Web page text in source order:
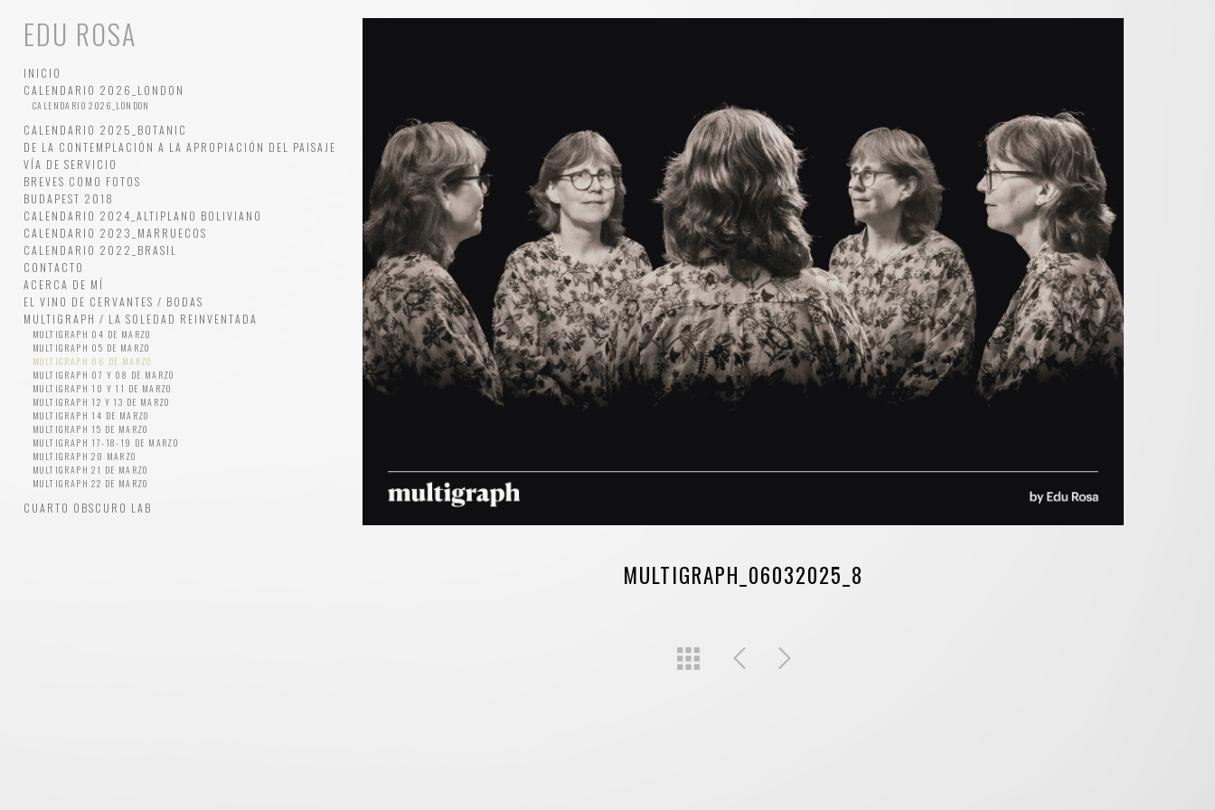
EDU ROSA
INICIO
CALENDARIO 2026_LONDON
CALENDARIO 2026_LONDON
CALENDARIO 2025_BOTANIC
DE LA CONTEMPLACIÓN A LA APROPIACIÓN DEL PAISAJE
VÍA DE SERVICIO
BREVES COMO FOTOS
BUDAPEST 2018
CALENDARIO 2024_ALTIPLANO BOLIVIANO
CALENDARIO 2023_MARRUECOS
CALENDARIO 2022_BRASIL
CONTACTO
ACERCA DE MÍ
EL VINO DE CERVANTES / BODAS
MULTIGRAPH / LA SOLEDAD REINVENTADA
MULTIGRAPH 04 DE MARZO
MULTIGRAPH 05 DE MARZO
MULTIGRAPH 06 DE MARZO
MULTIGRAPH 07 Y 08 DE MARZO
MULTIGRAPH 10 Y 11 DE MARZO
MULTIGRAPH 12 Y 13 DE MARZO
MULTIGRAPH 14 DE MARZO
MULTIGRAPH 15 DE MARZO
MULTIGRAPH 17-18-19 DE MARZO
MULTIGRAPH 20 MARZO
MULTIGRAPH 21 DE MARZO
MULTIGRAPH 22 DE MARZO
CUARTO OBSCURO LAB
MULTIGRAPH_06032025_8